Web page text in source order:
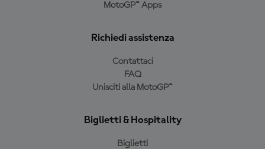
MotoGP™ Apps
Richiedi assistenza
Contattaci
FAQ
Unisciti alla MotoGP™
Biglietti & Hospitality
Biglietti